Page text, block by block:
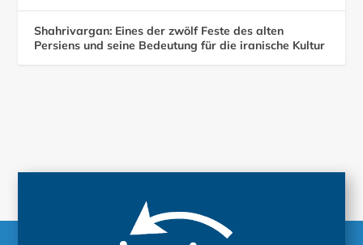
Shahrivargan: Eines der zwölf Feste des alten
Persiens und seine Bedeutung für die iranische Kultur